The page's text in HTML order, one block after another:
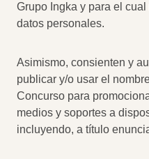
Grupo Ingka y para el
datos personales.
Asimismo, consienten y
publicar y/o usar el
Concurso para
medios y soportes a
incluyendo, a título